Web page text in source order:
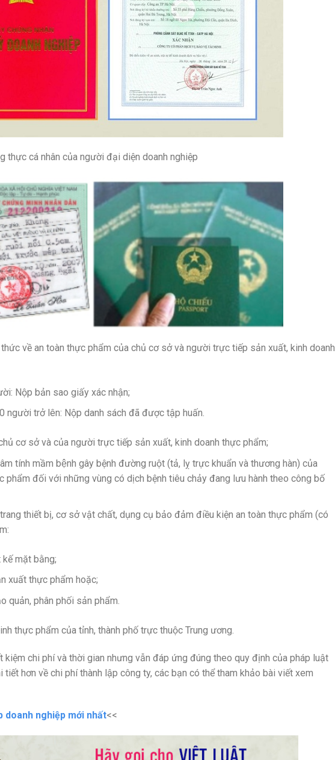
thực cá nhân của người đại diện doanh nghiệp
về an toàn thực phẩm của chủ cơ sở và người trực tiếp sản xuất, kinh doanh
Nộp bản sao giấy xác nhận;
người trở lên: Nộp danh sách đã được tập huấn.
cơ sở và của người trực tiếp sản xuất, kinh doanh thực phẩm;
tính mầm bệnh gây bệnh đường ruột (tả, lỵ trực khuẩn và thương hàn) của
đối với những vùng có dịch bệnh tiêu chảy đang lưu hành theo công bố
thiết bị, cơ sở vật chất, dụng cụ bảo đảm điều kiện an toàn thực phẩm (có
mặt bằng;
xuất thực phẩm hoặc;
quản, phân phối sản phẩm.
thực phẩm của tỉnh, thành phố trực thuộc Trung ương.
kiệm chi phí và thời gian nhưng vẫn đáp ứng đúng theo quy định của pháp luật
tiết hơn về chi phí thành lập công ty, các bạn có thể tham khảo bài viết xem
doanh nghiệp mới nhất<<